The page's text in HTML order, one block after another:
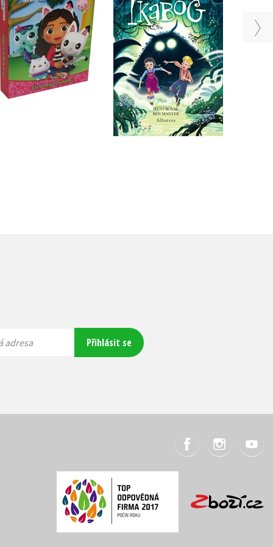
Kolektiv
J.K. Rowling
Do košíku
449 Kč
359 Kč
adresa Přihlásit se